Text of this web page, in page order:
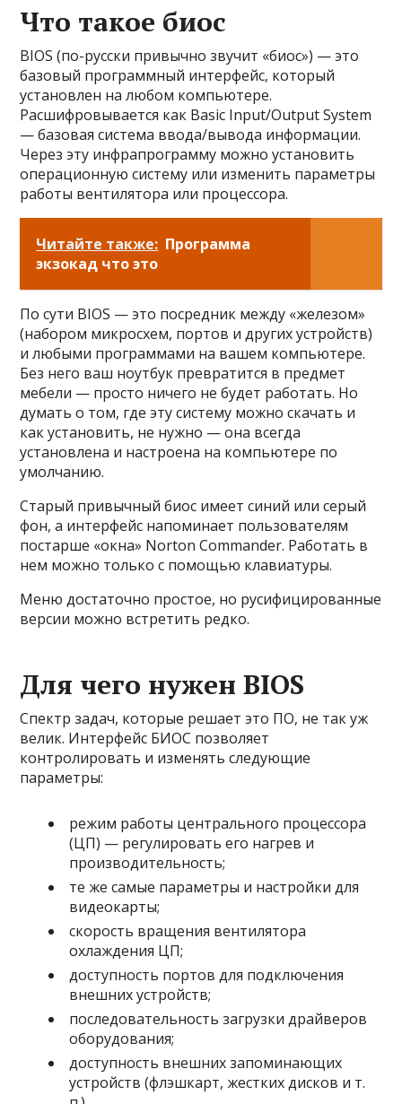
Что такое биос
BIOS (по-русски привычно звучит «биос») — это
базовый программный интерфейс, который
установлен на любом компьютере.
Расшифровывается как Basic Input/Output System
— базовая система ввода/вывода информации.
Через эту инфрапрограмму можно установить
операционную систему или изменить параметры
работы вентилятора или процессора.
Читайте также: Программа
экзокад что это
По сути BIOS — это посредник между «железом»
(набором микросхем, портов и других устройств)
и любыми программами на вашем компьютере.
Без него ваш ноутбук превратится в предмет
мебели — просто ничего не будет работать. Но
думать о том, где эту систему можно скачать и
как установить, не нужно — она всегда
установлена и настроена на компьютере по
умолчанию.
Старый привычный биос имеет синий или серый
фон, а интерфейс напоминает пользователям
постарше «окна» Norton Commander. Работать в
нем можно только с помощью клавиатуры.
Меню достаточно простое, но русифицированные
версии можно встретить редко.
Для чего нужен BIOS
Спектр задач, которые решает это ПО, не так уж
велик. Интерфейс БИОС позволяет
контролировать и изменять следующие
параметры:
режим работы центрального процессора
(ЦП) — регулировать его нагрев и
производительность;
те же самые параметры и настройки для
видеокарты;
скорость вращения вентилятора
охлаждения ЦП;
доступность портов для подключения
внешних устройств;
последовательность загрузки драйверов
оборудования;
доступность внешних запоминающих
устройств (флэшкарт, жестких дисков и т.